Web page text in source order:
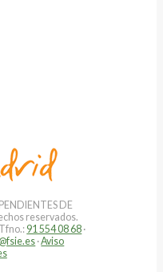
DE
reservados.
91 554 08 68 ·
·Aviso